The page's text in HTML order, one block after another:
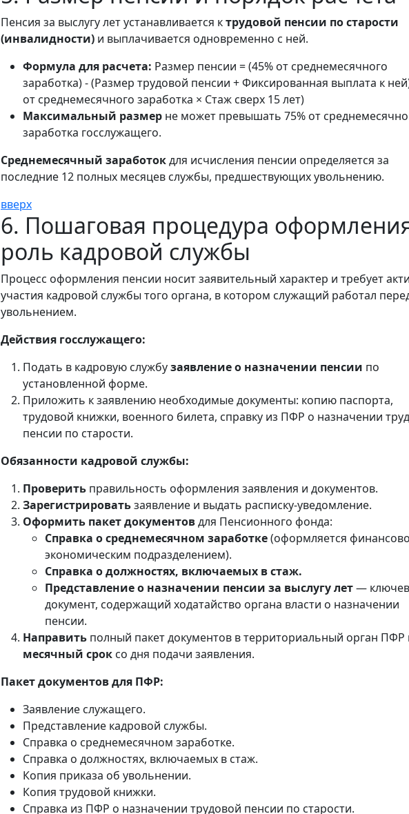
Пенсия за выслугу лет устанавливается ктрудовой пенсии по старости
(инвалидности) и выплачивается одновременно с ней.
Формула для расчета: Размер пенсии = (45% от среднемесячного
заработка) - (Размер трудовой пенсии + Фиксированная выплата к
от среднемесячного заработка × Стаж сверх 15 лет)
Максимальный размер не может превышать 75% от
заработка госслужащего.
Среднемесячный заработокдля исчисления пенсии определяется за
последние 12 полных месяцев службы, предшествующих увольнению.
вверх
6. Пошаговая процедура
роль кадровой службы
Процесс оформления пенсии носит заявительный характер и требует
участия кадровой службы того органа, в котором служащий работал
увольнением.
Действия госслужащего:
Подать в кадровую службузаявление о назначении пенсии по
установленной форме.
Приложить к заявлению необходимые документы: копию паспорта,
трудовой книжки, военного билета, справку из ПФР о назначении
пенсии по старости.
Обязанности кадровой службы:
Проверить правильность оформления заявления и документов.
Зарегистрироватьзаявление и выдать расписку-уведомление.
Оформить пакет документовдля Пенсионного фонда:
Справка о среднемесячном заработке(оформляется
экономическим подразделением).
Справка о должностях, включаемых в стаж.
Представление о назначении пенсии за выслугу лет—
документ, содержащий ходатайство органа власти о назначении
пенсии.
Направить полный пакет документов в территориальный орган ПФР
месячный срок со дня подачи заявления.
Пакет документов для ПФР:
Заявление служащего.
Представление кадровой службы.
Справка о среднемесячном заработке.
Справка о должностях, включаемых в стаж.
Копия приказа об увольнении.
Копия трудовой книжки.
Справка из ПФР о назначении трудовой пенсии по старости.